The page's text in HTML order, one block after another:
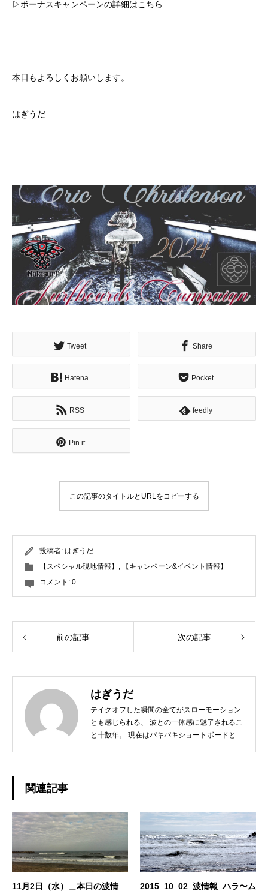
▷ボーナスキャンペーンの詳細はこちら
本日もよろしくお願いします。
はぎうだ
Tweet Share
Hatena Pocket
RSS feedly
Pin it
この記事のタイトルとURLをコピーする
投稿者: はぎうだ
【スペシャル現地情報】 ,
【キャンペーン&イベント情報】
コメント: 0
前の記事 次の記事
はぎうだ
テイクオフした瞬間の全てがスローモーション
とも感じられる、 波との一体感に魅了されるこ
と十数年。 現在はパキパキショートボードとは
の釣りやアウトドア、愛猫との日常などもご紹
介できればと思います！ どうぞよろしくお願い
いたします。◆担当業務：店舗運営・WEBサイ
ト運営・企画・プロモーション◆東京都出身：
一宮町在住 ◆誕生日：1983年4月29日
関連記事
11月2日（水）＿本日の波情
2015_10_02_波情報_ハラ〜ム